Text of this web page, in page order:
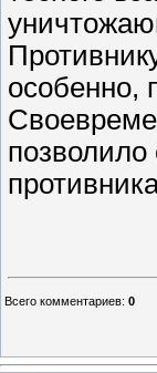
особенно,
Всего комментариев: 0